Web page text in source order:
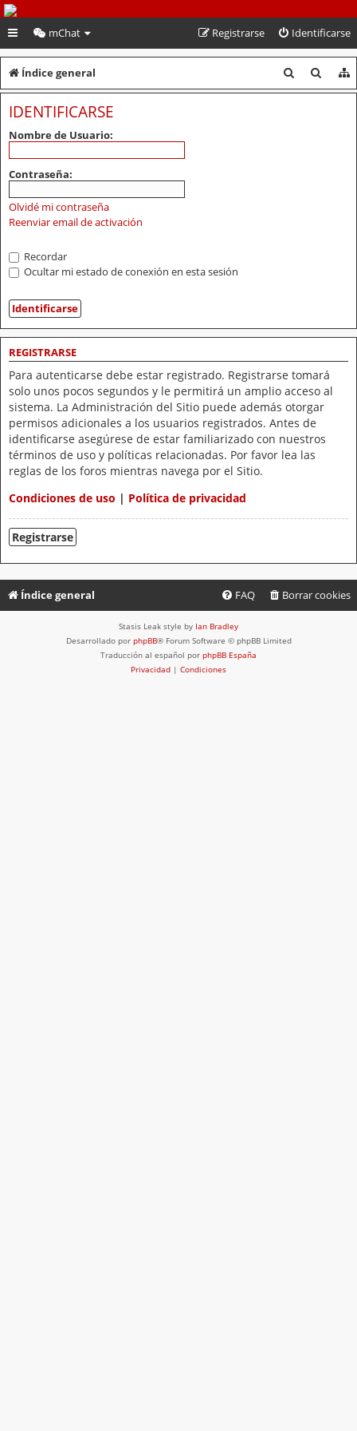
PeruVoley.com
mChat Identificarse
Registrarse
Índice general
u
u
IDENTIFICARSE
Nombre de Usuario:
Contraseña:
Olvidé mi contraseña
Reenviar email de activación
Recordar
Ocultar mi estado de conexión en esta sesión
REGISTRARSE
Para autenticarse debe estar registrado. Registrarse tomará
solo unos pocos segundos y le permitirá un amplio acceso al
sistema. La Administración del Sitio puede además otorgar
permisos adicionales a los usuarios registrados. Antes de
identificarse asegúrese de estar familiarizado con nuestros
términos de uso y políticas relacionadas. Por favor lea las
reglas de los foros mientras navega por el Sitio.
Condiciones de uso | Política de privacidad
Registrarse
Índice general Borrar cookies
FAQ
Stasis Leak style by Ian Bradley
Desarrollado por phpBB® Forum Software © phpBB Limited
Traducción al español por phpBB España
Privacidad | Condiciones